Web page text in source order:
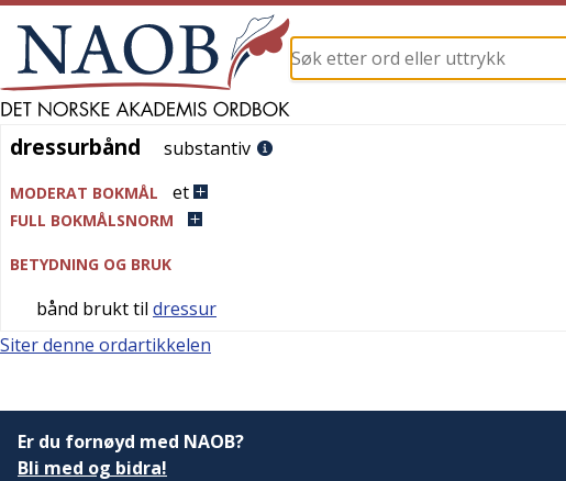
dressurbånd
dressurbånd substantiv
MODERAT BOKMÅL et
FULL BOKMÅLSNORM
BETYDNING OG BRUK
bånd brukt til dressur
Siter denne ordartikkelen
Er du fornøyd med NAOB?
Bli med og bidra!